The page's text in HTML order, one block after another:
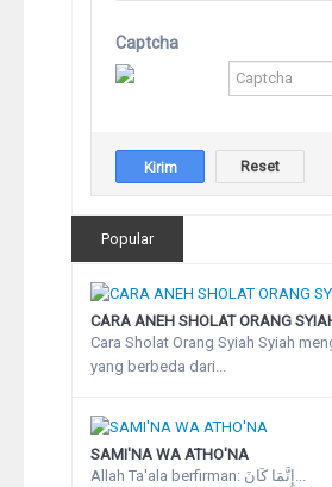
Captcha
Popular
CARA ANEH SHOLAT ORANG
Cara Sholat Orang Syiah Syiah
yang berbeda dari...
SAMI'NA WA ATHO'NA
Allah Ta'ala berfirman: إِنَّمَا كَانَ...